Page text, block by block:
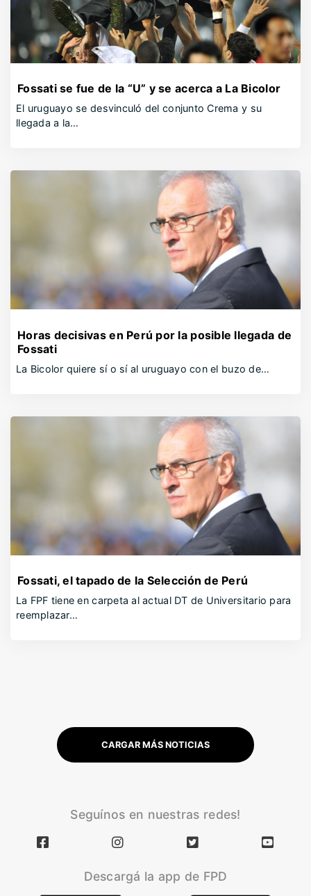
Fossati se fue de la “U” y se acerca a La Bicolor
El uruguayo se desvinculó del conjunto Crema y su
llegada a la…
Horas decisivas en Perú por la posible llegada de
Fossati
La Bicolor quiere sí o sí al uruguayo con el buzo de…
Fossati, el tapado de la Selección de Perú
La FPF tiene en carpeta al actual DT de Universitario para
reemplazar…
CARGAR MÁS NOTICIAS
Seguínos en nuestras redes!
Descargá la app de FPD